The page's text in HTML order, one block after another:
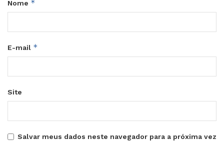
Nome *
E-mail *
Site
Salvar meus dados neste navegador para a próxima vez